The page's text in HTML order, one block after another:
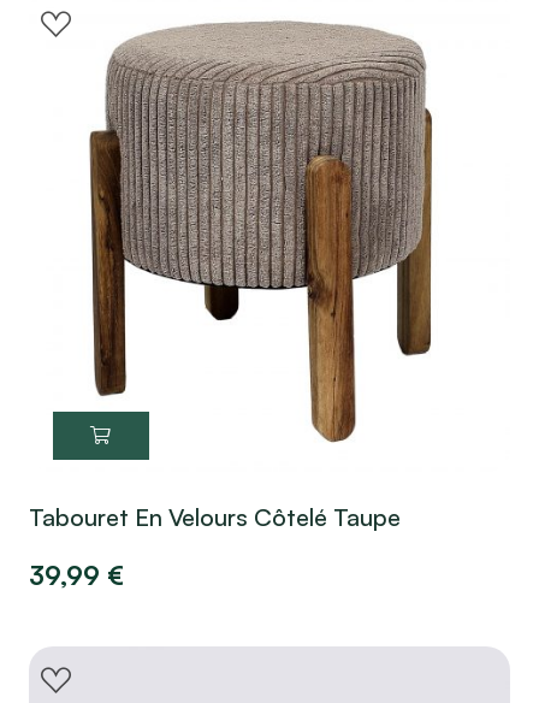
Tabouret En Velours Côtelé Taupe
39,99 €